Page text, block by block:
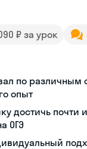
₽ за урок
по различным
опыт
достичь почти
ОГЭ